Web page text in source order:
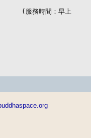
(服務時間：早上